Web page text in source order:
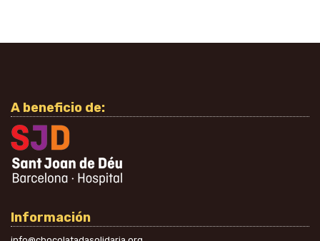
A beneficio de:
Información